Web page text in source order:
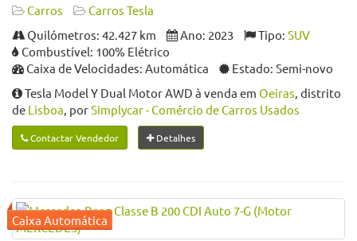
Carros
Carros Tesla
Quilómetros: 42.427 km
Ano: 2023 Tipo: SUV
Combustível: 100% Elétrico
Caixa de Velocidades: Automática
Estado: Semi-novo
Tesla Model Y Dual Motor AWD à venda em Oeiras, distrito
de Lisboa, porSimplycar - Comércio de Carros Usados
Contactar Vendedor Detalhes